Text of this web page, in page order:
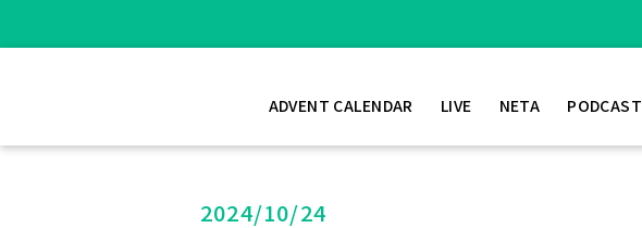
ADVENT CALENDAR LIVE NETA PODCAST
2024/10/24